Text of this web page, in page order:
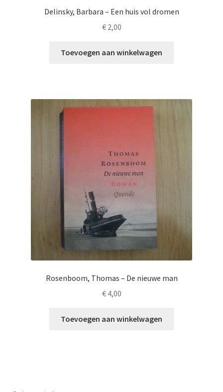
Delinsky, Barbara – Een huis vol dromen
€2,00
Toevoegen aan winkelwagen
Rosenboom, Thomas – De nieuwe man
€4,00
Toevoegen aan winkelwagen